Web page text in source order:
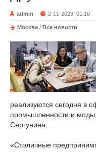
admin 2-11-2023, 01:10
Москва / Все новости
реализуются сегодня в
промышленности и
Сергунина.
«Столичные